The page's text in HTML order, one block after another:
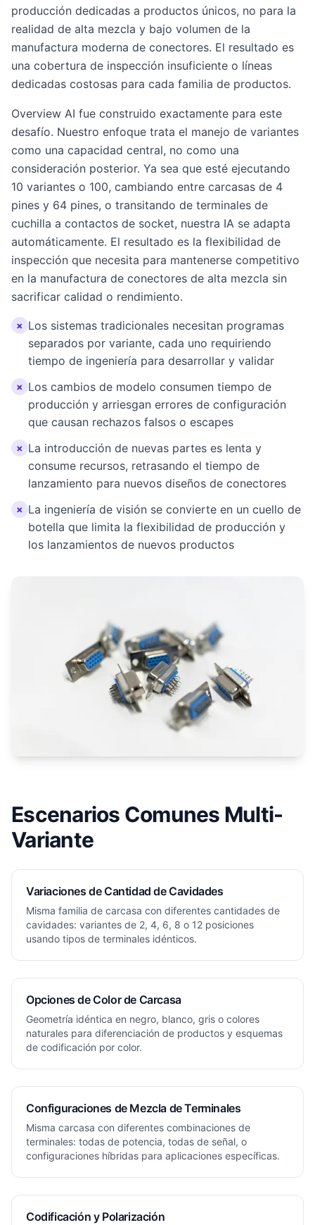
producción dedicadas a productos únicos, no para la
realidad de alta mezcla y bajo volumen de la
manufactura moderna de conectores. El resultado es
una cobertura de inspección insuficiente o líneas
dedicadas costosas para cada familia de productos.
Overview AI fue construido exactamente para este
desafío. Nuestro enfoque trata el manejo de variantes
como una capacidad central, no como una
consideración posterior. Ya sea que esté ejecutando
10 variantes o 100, cambiando entre carcasas de 4
pines y 64 pines, o transitando de terminales de
cuchilla a contactos de socket, nuestra IA se adapta
automáticamente. El resultado es la flexibilidad de
inspección que necesita para mantenerse competitivo
en la manufactura de conectores de alta mezcla sin
sacrificar calidad o rendimiento.
× Los sistemas tradicionales necesitan programas
separados por variante, cada uno requiriendo
tiempo de ingeniería para desarrollar y validar
× Los cambios de modelo consumen tiempo de
producción y arriesgan errores de configuración
que causan rechazos falsos o escapes
× La introducción de nuevas partes es lenta y
consume recursos, retrasando el tiempo de
lanzamiento para nuevos diseños de conectores
× La ingeniería de visión se convierte en un cuello de
botella que limita la flexibilidad de producción y
los lanzamientos de nuevos productos
Escenarios Comunes Multi-
Variante
Variaciones de Cantidad de Cavidades
Misma familia de carcasa con diferentes cantidades de
cavidades: variantes de 2, 4, 6, 8 o 12 posiciones
usando tipos de terminales idénticos.
Opciones de Color de Carcasa
Geometría idéntica en negro, blanco, gris o colores
naturales para diferenciación de productos y esquemas
de codificación por color.
Configuraciones de Mezcla de Terminales
Misma carcasa con diferentes combinaciones de
terminales: todas de potencia, todas de señal, o
configuraciones híbridas para aplicaciones específicas.
Codificación y Polarización